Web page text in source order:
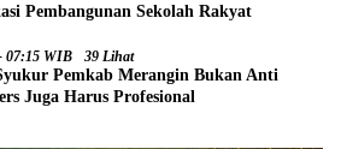
Pembangunan Sekolah Rakyat
07:15 WIB 39 Lihat
Pemkab Merangin Bukan Anti
Juga Harus Profesional